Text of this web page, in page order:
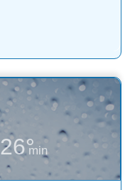
26°
min